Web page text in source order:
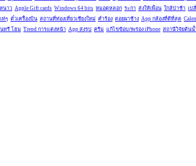
นาว Apple Gift cards Windows 64 bits หมอดูหลอก ระกา ส่งให้เพื่อน ใกล้ป่าช้า เป
ท่ๆ ตั๋วเครื่องบิน สถานที่ท่องเที่ยวเชียงใหม่ คำร้อง ดอยผาช้าง App กล้องที่ดีที่สุด
ทรี โฮม Trend การแต่งหน้า App ส่งรูป ครีม แก้ไขข้อบกพร่อง iPhone สถานีวิจัยต้นน้